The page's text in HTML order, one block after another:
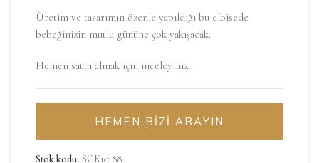
Üretim ve tasarımın özenle yapıldığı bu elbisede
bebeğinizin mutlu gününe çok yakışacak.
Hemen satın almak için inceleyiniz.
HEMEN BİZİ ARAYIN
Stok kodu: SCK10188